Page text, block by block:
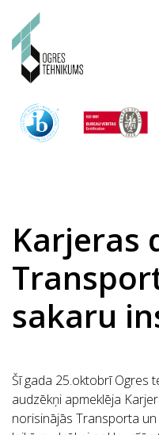
Karjeras
sakaru
Šī gada 25.oktobrī Ogres
audzēkņi apmeklēja
norisinājās Transporta